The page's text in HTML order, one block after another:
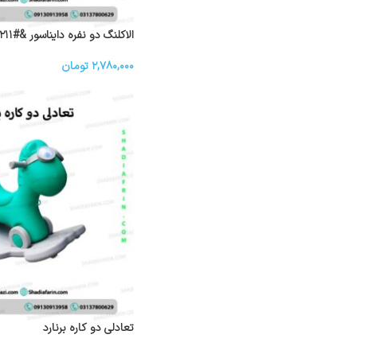
الاکلنگ دو نفره دایناسور &#۸۲۱۱; ۲ نفره
۲,۷۸۰,۰۰۰ تومان
تعادلی دو کاره برنارد